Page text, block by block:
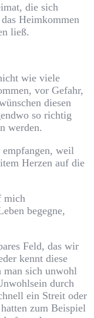
die sich
Heimkommen
ließ.
wie viele
vor Gefahr,
diesen
so richtig
werden.
weil
Herzen auf die
mich
begegne,
Feld, das wir
kennt diese
man sich unwohl
durch
ein Streit oder
zum Beispiel